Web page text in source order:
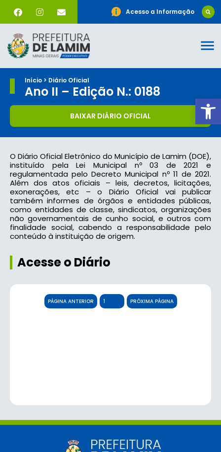
Acesso a Informação
Início > Diário Oficial
Ano II – Edição N.: 0188
BAIXAR DIÁRIO OFICIAL
O Diário Oficial Eletrônico do Município de Lamim (DOE),
instituído pela Lei Municipal nº 03 de 2021 e
regulamentada pelo Decreto Municipal nº 11 de 2021.
Além dos atos oficiais – leis, decretos, licitações,
exonerações, etc – o Diário Oficial vai publicar
também informes de órgãos e entidades públicas,
como entidades de classe, sindicatos, organizações
não governamentais de cunho social, e outros com
finalidade social, cabendo a responsabilidade pelo
conteúdo à instituição de origem.
Acesse o Diário
PÁGINA ANTERIOR PRÓXIMA PÁGINA